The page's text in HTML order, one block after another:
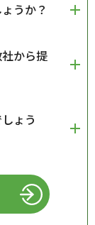
うか？
から提
ょう